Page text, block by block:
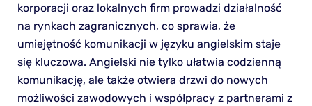
korporacji oraz lokalnych firm prowadzi działalność
na rynkach zagranicznych, co sprawia, że
umiejętność komunikacji w języku angielskim staje
się kluczowa. Angielski nie tylko ułatwia codzienną
komunikację, ale także otwiera drzwi do nowych
możliwości zawodowych i współpracy z partnerami z